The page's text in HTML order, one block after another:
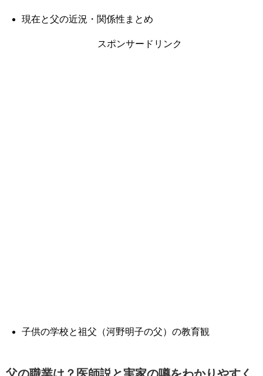
現在と父の近況・関係性まとめ
スポンサードリンク
子供の学校と祖父（河野明子の父）の教育観